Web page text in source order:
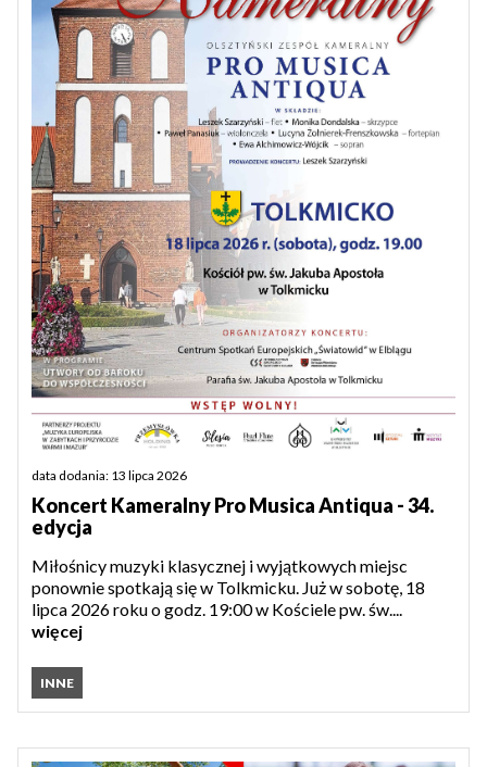
data dodania: 13 lipca 2026
Koncert Kameralny Pro Musica Antiqua - 34.
edycja
Miłośnicy muzyki klasycznej i wyjątkowych miejsc
ponownie spotkają się w Tolkmicku. Już w sobotę, 18
lipca 2026 roku o godz. 19:00 w Kościele pw. św....
więcej
INNE